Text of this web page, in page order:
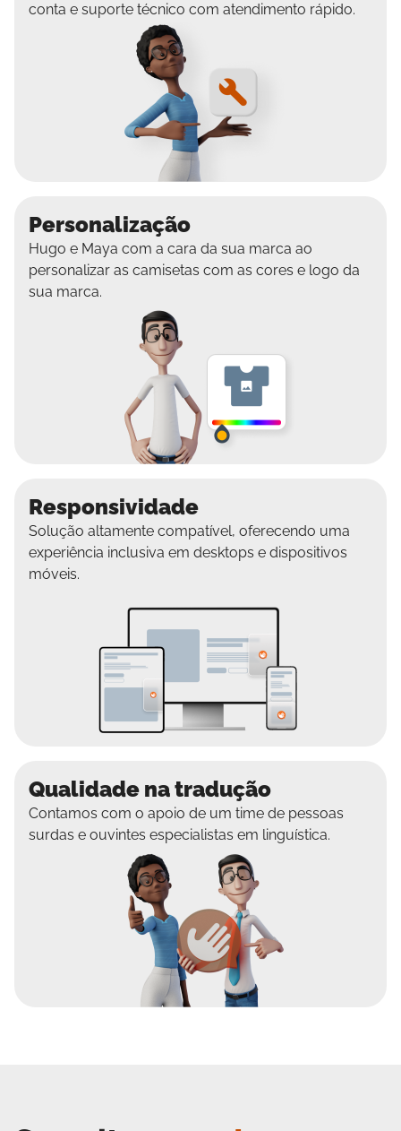
conta e suporte técnico com atendimento rápido.
Personalização
Hugo e Maya com a cara da sua marca ao
personalizar as camisetas com as cores e logo da
sua marca.
Responsividade
Solução altamente compatível, oferecendo uma
experiência inclusiva em desktops e dispositivos
móveis.
Qualidade na tradução
Contamos com o apoio de um time de pessoas
surdas e ouvintes especialistas em linguística.